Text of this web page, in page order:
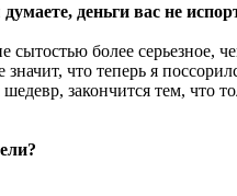
деньги вас не
более серьезное,
значит, что теперь я
закончится тем, что